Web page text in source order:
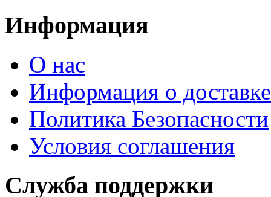
Информация
О нас
Информация о доставке
Политика Безопасности
Условия соглашения
Служба поддержки